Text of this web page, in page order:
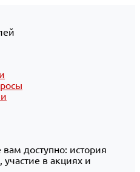
вам доступно: история
участие в акциях и